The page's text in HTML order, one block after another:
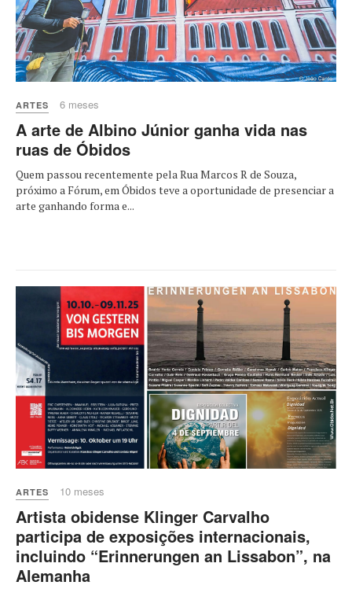
ARTES 6 meses
A arte de Albino Júnior ganha vida nas
ruas de Óbidos
Quem passou recentemente pela Rua Marcos R de Souza,
próximo a Fórum, em Óbidos teve a oportunidade de presenciar a
arte ganhando forma e...
ARTES 10 meses
Artista obidense Klinger Carvalho
participa de exposições internacionais,
incluindo “Erinnerungen an Lissabon”, na
Alemanha